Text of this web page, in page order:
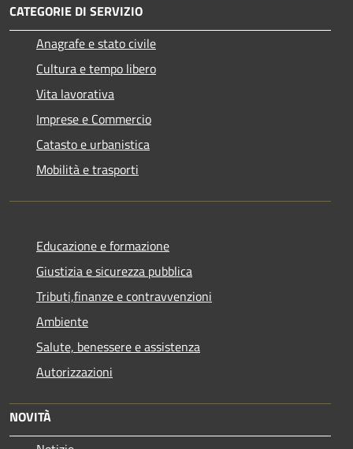
CATEGORIE DI SERVIZIO
Anagrafe e stato civile
Cultura e tempo libero
Vita lavorativa
Imprese e Commercio
Catasto e urbanistica
Mobilità e trasporti
Educazione e formazione
Giustizia e sicurezza pubblica
Tributi,finanze e contravvenzioni
Ambiente
Salute, benessere e assistenza
Autorizzazioni
NOVITÀ